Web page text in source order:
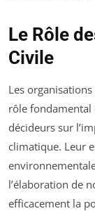
Le Rôle
Civile
Les
rôle fondamental
décideurs sur
climatique. Leur
l’élaboration de
efficacement la